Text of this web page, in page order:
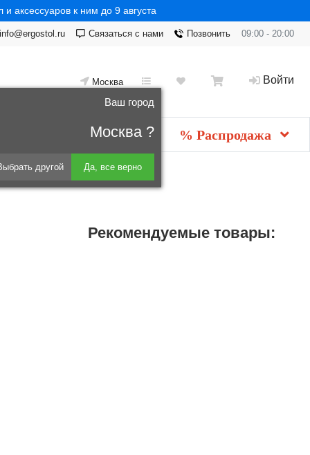
аксессуаров к ним до 9 августа
09:00 - 20:00
Позвонить
Связаться с нами
info@ergostol.ru
Москва
Ваш город
Москва ?
другой Да, все верно
Войти
Новинки % Распродажа
Рекомендуемые товары: